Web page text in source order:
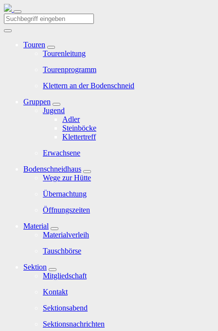
Touren
Tourenleitung
Tourenprogramm
Klettern an der Bodenschneid
Gruppen
Jugend
Adler
Steinböcke
Klettertreff
Erwachsene
Bodenschneidhaus
Wege zur Hütte
Übernachtung
Öffnungszeiten
Material
Materialverleih
Tauschbörse
Sektion
Mitgliedschaft
Kontakt
Sektionsabend
Sektionsnachrichten